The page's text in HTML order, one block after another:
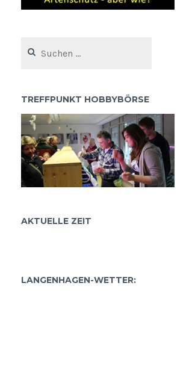
nach:
TREFFPUNKT HOBBYBÖRSE
AKTUELLE ZEIT
LANGENHAGEN-WETTER: